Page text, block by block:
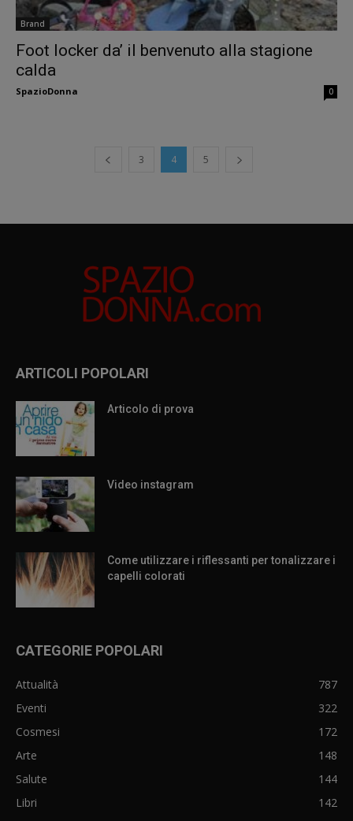
Brand
Foot locker da’ il benvenuto alla stagione
calda
SpazioDonna 0
3 4 5
ARTICOLI POPOLARI
Articolo di prova
Video instagram
Come utilizzare i riflessanti per tonalizzare i
capelli colorati
CATEGORIE POPOLARI
Attualità
787
Eventi
322
Cosmesi
172
Arte
148
Salute
144
Libri
142